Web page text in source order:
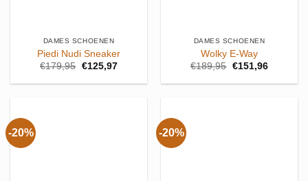
DAMES SCHOENEN
Piedi Nudi Sneaker
€179,95 Oorspronkelijke
was:
€125,97Huidige
is:
DAMES SCHOENEN
Wolky E-Way
€189,95 Oorspronkelijke
was:
€151,96Huidige
is:
-20% -20%